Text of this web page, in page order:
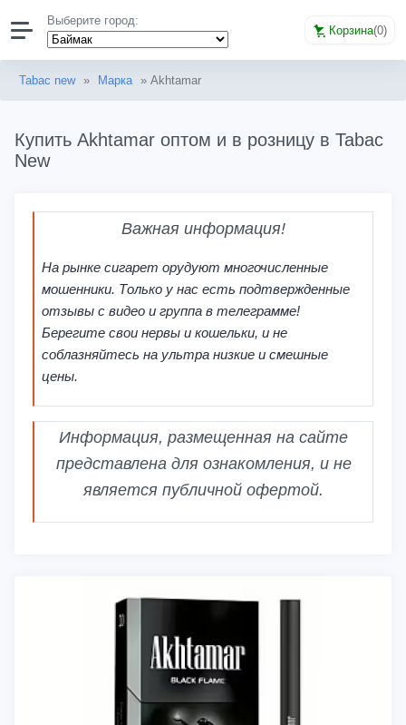
Выберите город:
Корзина(0)
Tabac new » Марка » Akhtamar
Купить Akhtamar оптом и в розницу в Tabac
New
Важная информация!
На рынке сигарет орудуют многочисленные
мошенники. Только у нас есть подтвержденные
отзывы с видео и группа в телеграмме!
Берегите свои нервы и кошельки, и не
соблазняйтесь на ультра низкие и смешные
цены.
Информация, размещенная на сайте
представлена для ознакомления, и не
является публичной офертой.